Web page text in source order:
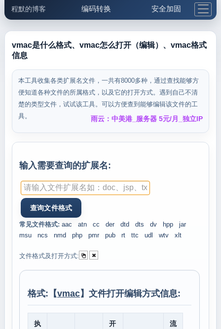
程默的博客 编码转换 安全加固
邮件工具 生活便民 更多工具
vmac是什么格式、vmac怎么打开（编辑）、vmac格式
信息
本工具收集各类扩展名文件，一共有8000多种，通过查找能够方
便知道各种文件的所属格式，以及它的打开方式。遇到自己不清
楚的类型文件，试试该工具。可以方便查到能够编辑该文件的工
具。
雨云：中美港_服务器 5元/月_独立IP
输入需要查询的扩展名:
常见文件格式: aac atn cc der dtd dts dv hpp
jar
msu
ncs nmd php pmr pub rt ttc udl wtv xlt
文件格式及打开方式:
格式:【vmac】文件打开编辑方式信息:
执
开
流